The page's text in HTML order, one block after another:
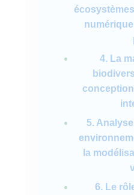
4. La
5.
la
6. Le